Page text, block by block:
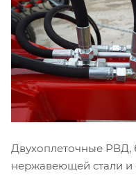
Двухоплеточные РВД,
нержавеющей стали и